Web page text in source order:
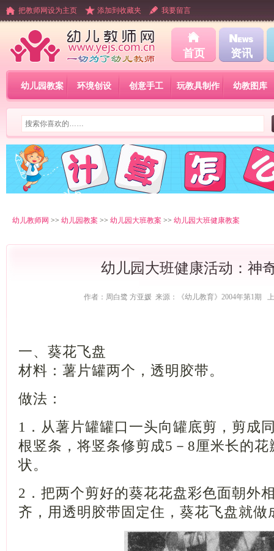
把教师网设为主页 添加到收藏夹 我要留言
首页 资讯
幼儿园教案 环境创设 创意手工 玩教具制作 幼教图库
幼儿教师网 >> 幼儿园教案 >> 幼儿园大班教案 >> 幼儿园大班健康教案
幼儿园大班健康活动：神
作者：周白鹭 方亚媛 来源：《幼儿教育》2004年第1期 上
一、葵花飞盘
材料：薯片罐两个，透明胶带。
做法：
1
．从薯片罐罐口一头向罐底剪，剪成
根竖条，将竖条修剪成5 － 8厘米长的
状。
2 ．把两个剪好的葵花花盘彩色面朝外
齐，用透明胶带固定住，葵花飞盘就做